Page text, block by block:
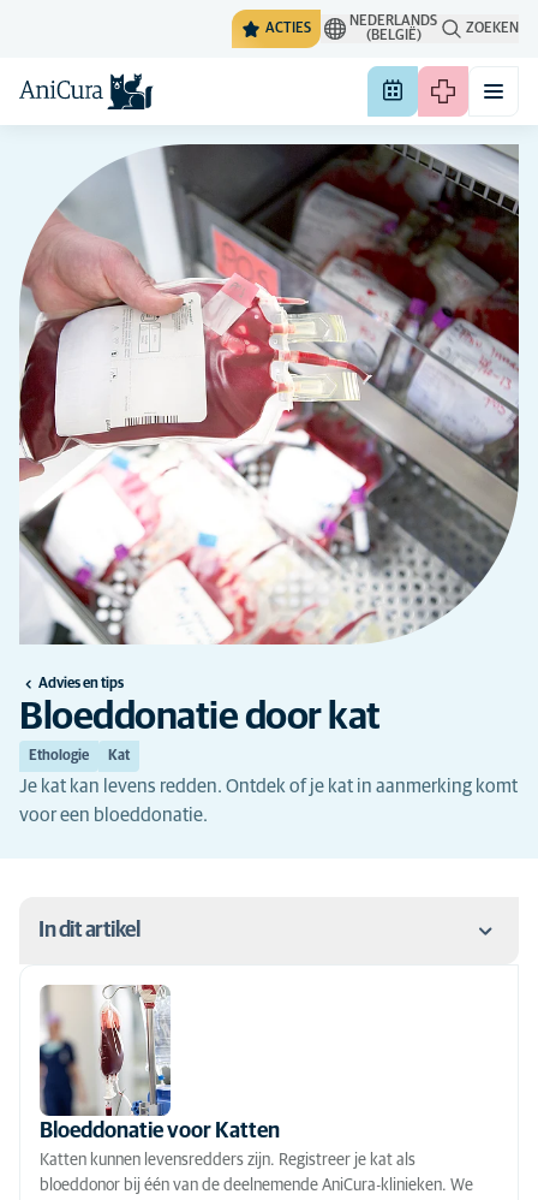
ACTIES
NEDERLANDS
(BELGIË)
ZOEKEN
Advies en tips
Bloeddonatie door kat
Ethologie Kat
Je kat kan levens redden. Ontdek of je kat in aanmerking komt
voor een bloeddonatie.
In dit artikel
Waarom bloeddonatie bij kat?
Wanneer kan je kat bloed doneren?
Hoe gaat een bloeddonatie in zijn werk?
Bloeddonatie voor Katten
Katten kunnen levensredders zijn. Registreer je kat als
bloeddonor bij één van de deelnemende AniCura-klinieken. We